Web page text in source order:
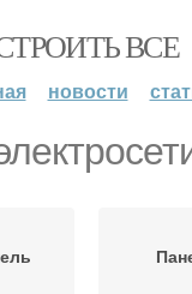
ВСЕ
новости